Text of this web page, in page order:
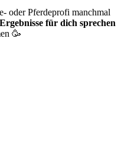
oder Pferdeprofi manchmal
für dich sprechen
🥳